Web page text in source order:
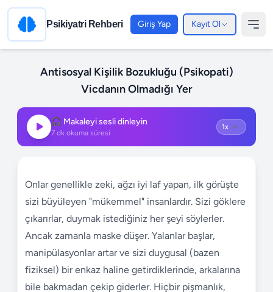
Psikiyatri Rehberi Giriş Yap Kayıt Ol
Antisosyal Kişilik Bozukluğu (Psikopati)
Vicdanın Olmadığı Yer
🎧 Makaleyi sesli dinleyin
7 dk okuma süresi
Onlar genellikle zeki, ağzı iyi laf yapan, ilk görüşte
sizi büyüleyen "mükemmel" insanlardır. Sizi göklere
çıkarırlar, duymak istediğiniz her şeyi söylerler.
Ancak zamanla maske düşer. Yalanlar başlar,
manipülasyonlar artar ve sizi duygusal (bazen
fiziksel) bir enkaz haline getirdiklerinde, arkalarına
bile bakmadan çekip giderler. Hiçbir pişmanlık,